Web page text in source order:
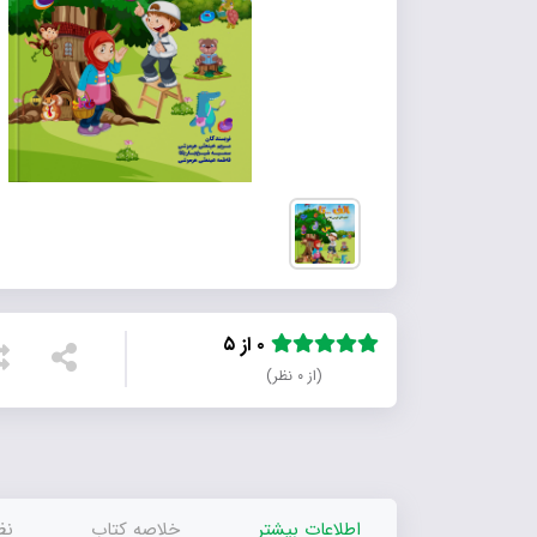
(از ۰ نظر)
اطلاعات بیشتر خلاصه کتاب